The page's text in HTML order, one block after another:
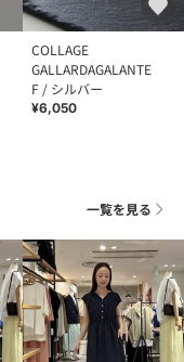
COLLAGE
GALLARDAGALANTE
F / シルバー
¥6,050
一覧を見る